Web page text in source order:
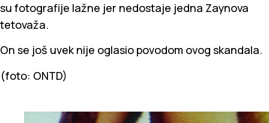
su fotografije lažne jer nedostaje jedna Zaynova
tetovaža.
On se još uvek nije oglasio povodom ovog skandala.
(foto: ONTD)